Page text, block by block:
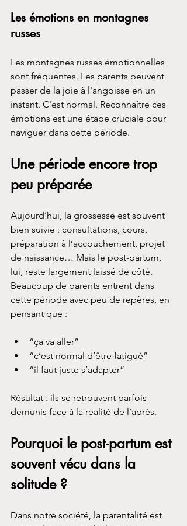
Les émotions en montagnes
russes
Les montagnes russes émotionnelles
sont fréquentes. Les parents peuvent
passer de la joie à l'angoisse en un
instant. C'est normal. Reconnaître ces
émotions est une étape cruciale pour
naviguer dans cette période.
Une période encore trop
peu préparée
Aujourd’hui, la grossesse est souvent
bien suivie : consultations, cours,
préparation à l’accouchement, projet
de naissance… Mais le post-partum,
lui, reste largement laissé de côté.
Beaucoup de parents entrent dans
cette période avec peu de repères, en
pensant que :
“ça va aller”
“c’est normal d’être fatigué”
“il faut juste s’adapter”
Résultat : ils se retrouvent parfois
démunis face à la réalité de l’après.
Pourquoi le post-partum est
souvent vécu dans la
solitude ?
Dans notre société, la parentalité est